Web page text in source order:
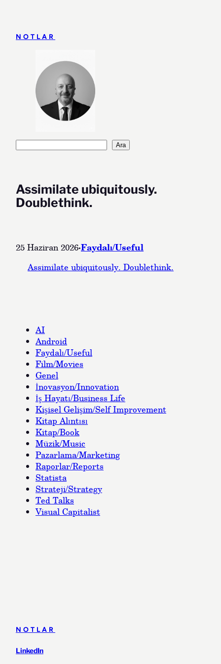
NOTLAR
Ara
Assimilate ubiquitously.
Doublethink.
25 Haziran 2026·Faydalı/Useful
Assimilate ubiquitously. Doublethink.
AI
Android
Faydalı/Useful
Film/Movies
Genel
İnovasyon/Innovation
İş Hayatı/Business Life
Kişisel Gelişim/Self Improvement
Kitap Alıntısı
Kitap/Book
Müzik/Music
Pazarlama/Marketing
Raporlar/Reports
Statista
Strateji/Strategy
Ted Talks
Visual Capitalist
NOTLAR
LinkedIn